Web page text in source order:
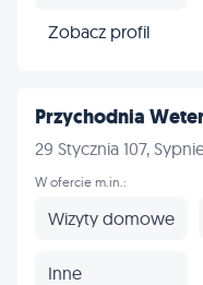
Zobacz profil
Przychodnia
29 Stycznia 107,
W ofercie m.in.:
Wizyty domowe
Inne